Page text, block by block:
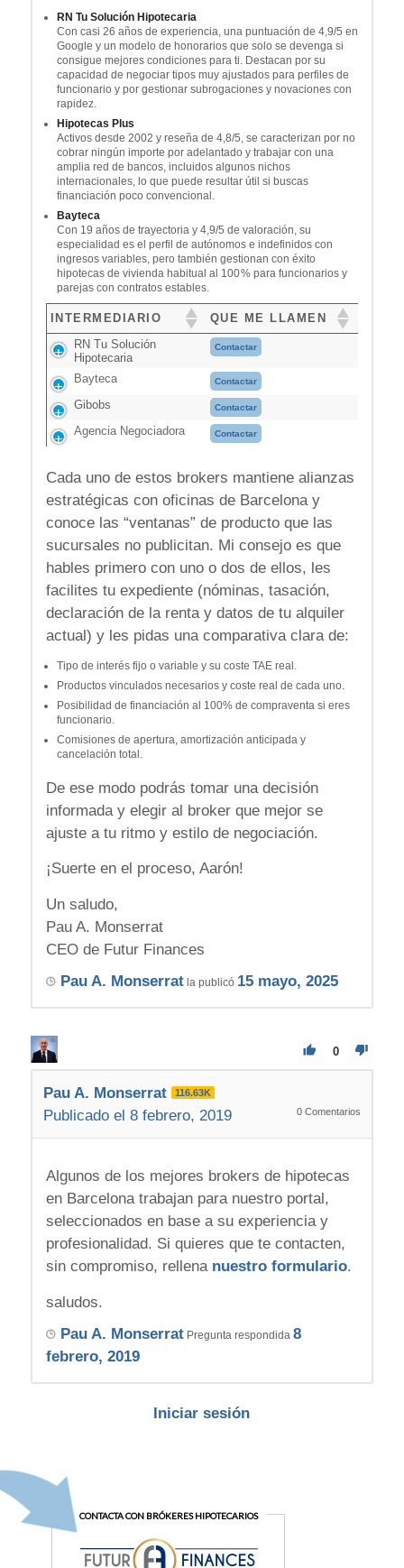
RN Tu Solución Hipotecaria
Con casi 26 años de experiencia, una puntuación de 4,9/5 en
Google y un modelo de honorarios que solo se devenga si
consigue mejores condiciones para ti. Destacan por su
capacidad de negociar tipos muy ajustados para perfiles de
funcionario y por gestionar subrogaciones y novaciones con
rapidez.
Hipotecas Plus
Activos desde 2002 y reseña de 4,8/5, se caracterizan por no
cobrar ningún importe por adelantado y trabajar con una
amplia red de bancos, incluidos algunos nichos
internacionales, lo que puede resultar útil si buscas
financiación poco convencional.
Bayteca
Con 19 años de trayectoria y 4,9/5 de valoración, su
especialidad es el perfil de autónomos e indefinidos con
ingresos variables, pero también gestionan con éxito
hipotecas de vivienda habitual al 100 % para funcionarios y
parejas con contratos estables.
INTERMEDIARIO
QUE ME LLAMEN
RN Tu Solución
Hipotecaria
Contactar
Bayteca Contactar
Gibobs Contactar
Agencia Negociadora Contactar
Cada uno de estos brokers mantiene alianzas
estratégicas con oficinas de Barcelona y
conoce las “ventanas” de producto que las
sucursales no publicitan. Mi consejo es que
hables primero con uno o dos de ellos, les
facilites tu expediente (nóminas, tasación,
declaración de la renta y datos de tu alquiler
actual) y les pidas una comparativa clara de:
Tipo de interés fijo o variable y su coste TAE real.
Productos vinculados necesarios y coste real de cada uno.
Posibilidad de financiación al 100% de compraventa si eres
funcionario.
Comisiones de apertura, amortización anticipada y
cancelación total.
De ese modo podrás tomar una decisión
informada y elegir al broker que mejor se
ajuste a tu ritmo y estilo de negociación.
¡Suerte en el proceso, Aarón!
Un saludo,
Pau A. Monserrat
CEO de Futur Finances
Pau A. Monserratla publicó 15 mayo, 2025
0
Pau A. Monserrat 116.63K
Publicado el 8 febrero, 2019 0 Comentarios
Algunos de los mejores brokers de hipotecas
en Barcelona trabajan para nuestro portal,
seleccionados en base a su experiencia y
profesionalidad. Si quieres que te contacten,
sin compromiso, rellena nuestro formulario.
saludos.
Pau A. MonserratPregunta respondida 8
febrero, 2019
Iniciar sesión